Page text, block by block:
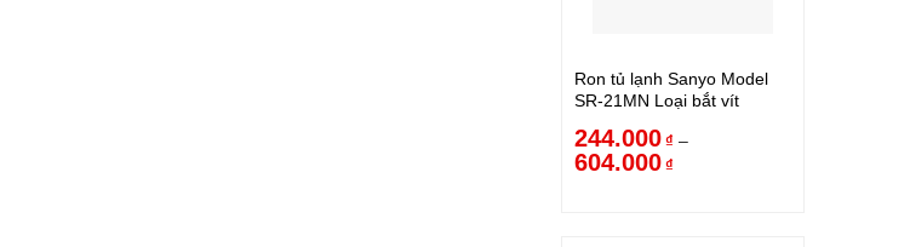
Ron tủ lạnh Sanyo Model
SR-21MN Loại bắt vít
244.000 ₫ –
604.000 ₫